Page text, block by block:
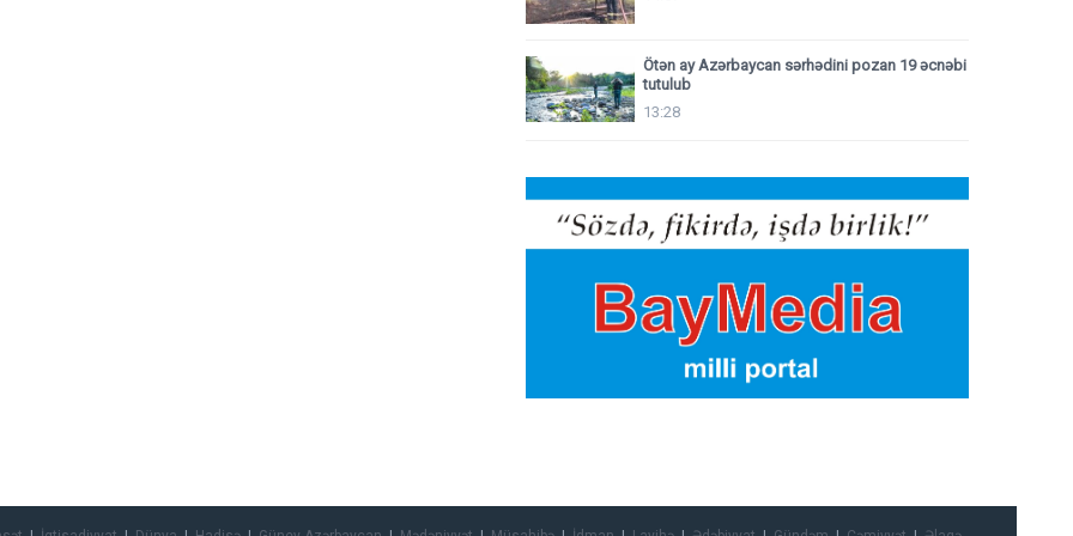
Ötən ay Azərbaycan sərhədini pozan 19 əcnəbi
tutulub
13:28